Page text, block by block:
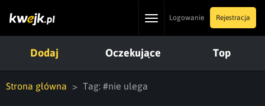
ToggleLogowanie Rejestracja
Dodaj Oczekujące Top
Strona główna Tag: #nie ulega